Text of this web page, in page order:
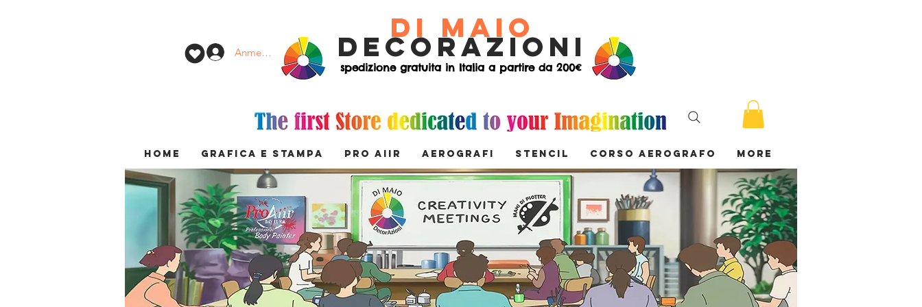
di Maio
decorazioni
Anmelden
spedizione gratuita in Italia a partire da 200€
HOME GRAFICA E STAMPA PRO AIIR AEROGRAFI STENCIL Corso Aerografo More